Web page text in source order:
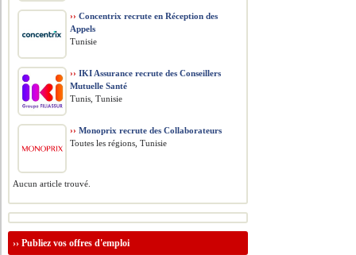
›› Concentrix recrute en Réception des
Appels
Tunisie
›› IKI Assurance recrute des Conseillers
Mutuelle Santé
Tunis, Tunisie
›› Monoprix recrute des Collaborateurs
Toutes les régions, Tunisie
Aucun article trouvé.
››Publiez vos offres d'emploi